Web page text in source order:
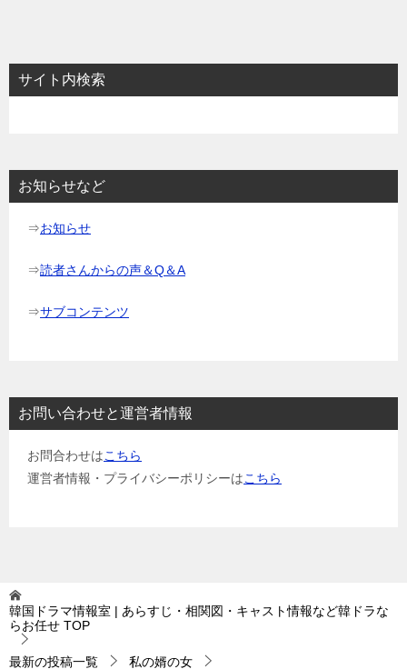
ビ
ゲ
ョ
サイト内検索
お知らせなど
⇒お知らせ
⇒読者さんからの声＆Q＆A
⇒サブコンテンツ
お問い合わせと運営者情報
お問合わせはこちら
運営者情報・プライバシーポリシーはこちら
韓国ドラマ情報室 | あらすじ・相関図・キャスト情報など韓ドラな
らお任せ TOP
最新の投稿一覧 私の婿の女